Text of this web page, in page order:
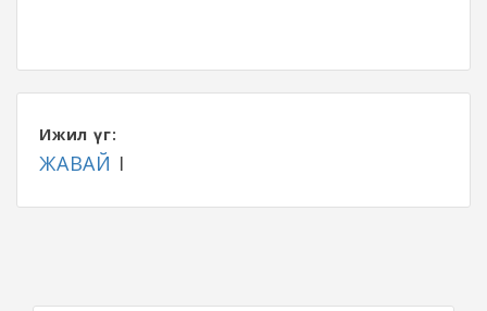
Ижил үг:
ЖАВАЙ I